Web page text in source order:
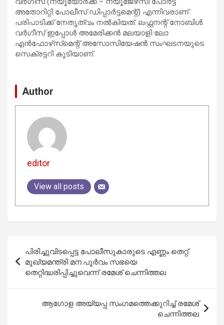
അതോറിറ്റി പോലീസ് ഡിപ്പാർട്ടമെന്റ്) എന്നിവരാണ്
പരിപാടിക്ക് നേതൃത്വം നൽകിയത്. ലഫ്റ്റനന്റ് നോബിൾ
വർഗീസ് ഇപ്പോൾ അമേരിക്കൻ മലയാളി ലോ
എൻഫോഴ്‌സ്‌മെന്റ് അസോസിയേഷൻ സംഘടനയുടെ
സെക്രട്ടറി കൂടിയാണ്.
Author
editor
View all posts
navigation
പിരിച്ചുവിടപ്പെട്ട പോലീസുകാരുടെ എണ്ണം തെറ്റ്.
മുഖ്യമന്ത്രി മന:പൂര്‍വം സഭയെ
തെറ്റിദ്ധരിപ്പിച്ചുവെന്ന് രമേശ് ചെന്നിത്തല
ആഗോള അയ്യപ്പ സംഗമത്തെക്കുറിച്ച് രമേശ്
ചെന്നിത്തല